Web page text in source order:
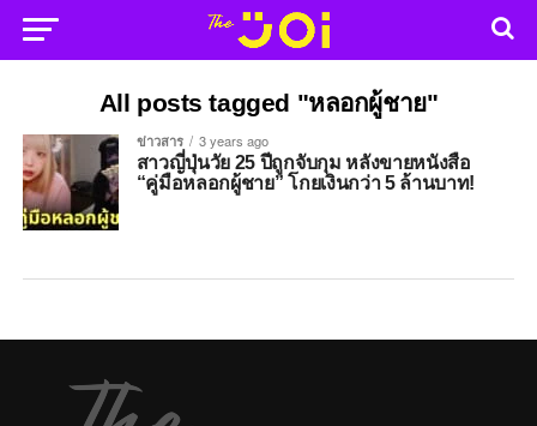
All posts tagged "หลอกผู้ชาย"
ข่าวสาร 3 years ago
สาวญี่ปุ่นวัย 25 ปีถูกจับกุม หลังขายหนังสือ
“คู่มือหลอกผู้ชาย” โกยเงินกว่า 5 ล้านบาท!